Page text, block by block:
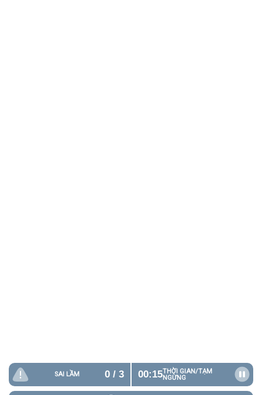
SAI LẦM 0/ 3 00:15 THỜI GIAN/TẠM
NGỪNG